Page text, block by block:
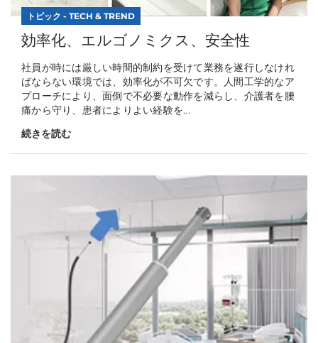
トピック - TECH & TREND
効率化、エルゴノミクス、安全性
社員が時には厳しい時間的制約を受けて業務を遂行しなけれ
ばならない環境では、効率化が不可欠です。人間工学的なア
プローチにより、面倒で不必要な動作を減らし、介護者を腰
痛から守り、患者によりよい経験を...
続きを読む